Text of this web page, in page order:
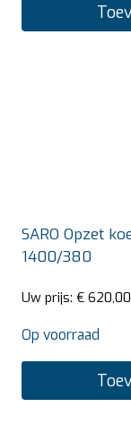
SARO Opzet
1400/380
Uw prijs: € 620,00
Op voorraad